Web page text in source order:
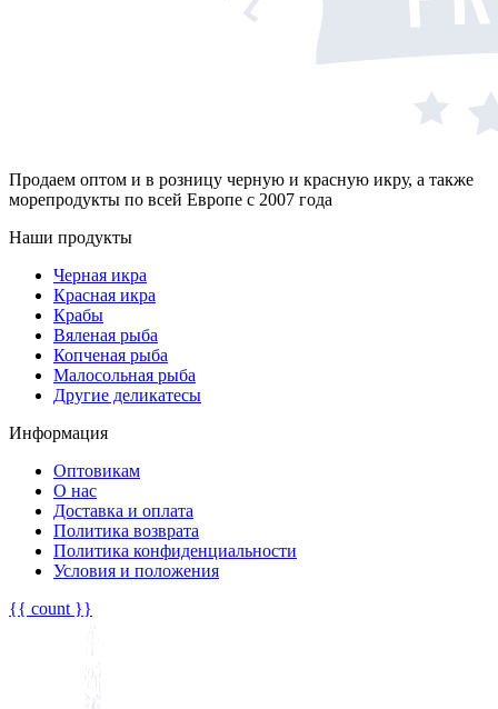
Продаем оптом и в розницу черную и красную икру, а также
морепродукты по всей Европе с 2007 года
Наши продукты
Черная икра
Красная икра
Крабы
Вяленая рыба
Копченая рыба
Малосольная рыба
Другие деликатесы
Информация
Оптовикам
О нас
Доставка и оплата
Политика возврата
Политика конфиденциальности
Условия и положения
{{ count }}